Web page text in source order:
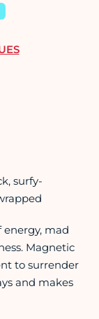
surfy-
energy, mad
Magnetic
to surrender
and makes